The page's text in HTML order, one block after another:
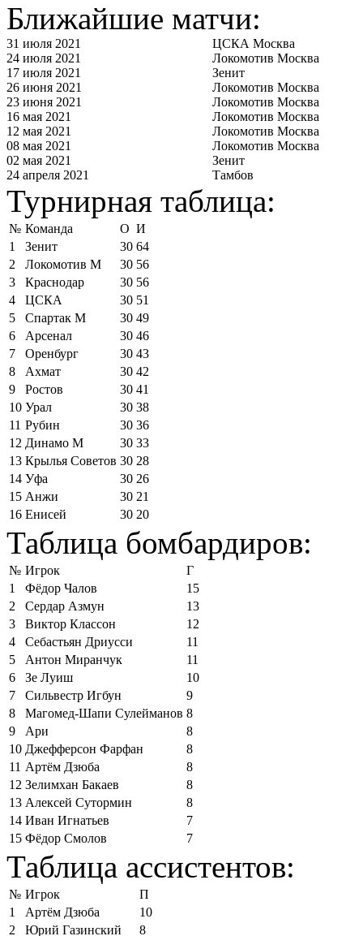
Ближайшие матчи:
31 июля 2021
ЦСКА Москва
24 июля 2021
Локомотив Москва
17 июля 2021
Зенит
26 июня 2021
Локомотив Москва
23 июня 2021
Локомотив Москва
16 мая 2021
Локомотив Москва
12 мая 2021
Локомотив Москва
08 мая 2021
Локомотив Москва
02 мая 2021
Зенит
24 апреля 2021
Тамбов
Турнирная таблица:
№ Команда О И
1
Зенит 30 64
2
Локомотив М 30 56
3
Краснодар 30 56
4
ЦСКА 30 51
5
Спартак М 30 49
6
Арсенал 30 46
7
Оренбург 30 43
8
Ахмат 30 42
9
Ростов 30 41
10 Урал 30 38
11 Рубин 30 36
12 Динамо М 30 33
13 Крылья Советов 30 28
14 Уфа 30 26
15 Анжи 30 21
16 Енисей 30 20
Таблица бомбардиров:
№ Игрок
Г
1
Фёдор Чалов
15
2
Сердар Азмун
13
3
Виктор Классон
12
4
Себастьян Дриусси
11
5
Антон Миранчук
11
6
Зе Луиш
10
7
Сильвестр Игбун
9
8
Магомед-Шапи Сулейманов 8
9
Ари
8
10 Джефферсон Фарфан
8
11 Артём Дзюба
8
12 Зелимхан Бакаев
8
13 Алексей Сутормин
8
14 Иван Игнатьев
7
15 Фёдор Смолов 7
Таблица ассистентов:
№ Игрок
П
1
Артём Дзюба
10
2
Юрий Газинский
8